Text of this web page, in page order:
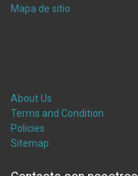
Mapa de sitio
About Us
Terms and Condition
Policies
Sitemap